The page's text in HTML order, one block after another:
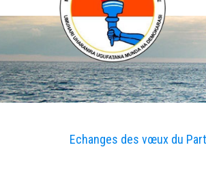
Echanges des vœux du